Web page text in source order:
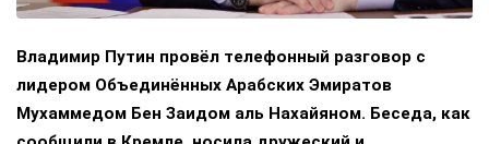
Владимир Путин провёл телефонный разговор с
лидером Объединённых Арабских Эмиратов
Мухаммедом Бен Заидом аль Нахайяном. Беседа, как